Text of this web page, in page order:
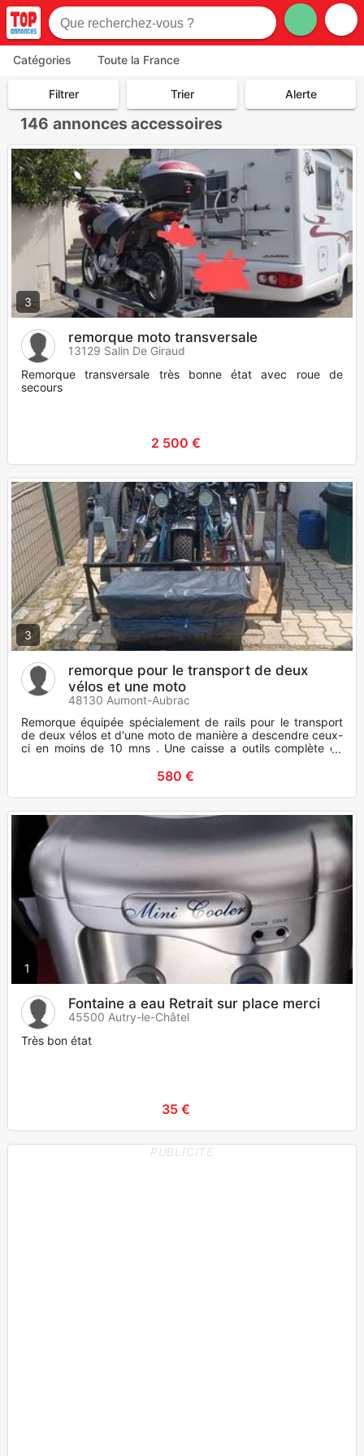
Catégories Toute la France
Filtrer Trier Alerte
146 annonces accessoires
3
remorque moto transversale
13129 Salin De Giraud
Remorque transversale très bonne état avec roue de
secours
2 500 €
3
remorque pour le transport de deux
vélos et une moto
48130 Aumont-Aubrac
Remorque équipée spécialement de rails pour le transport
de deux vélos et d'une moto de manière a descendre ceux-
ci en moins de 10 mns . Une caisse a outils complète ce
580 €
1
Fontaine a eau Retrait sur place merci
45500 Autry-le-Châtel
Très bon état
35 €
PUBLICITE